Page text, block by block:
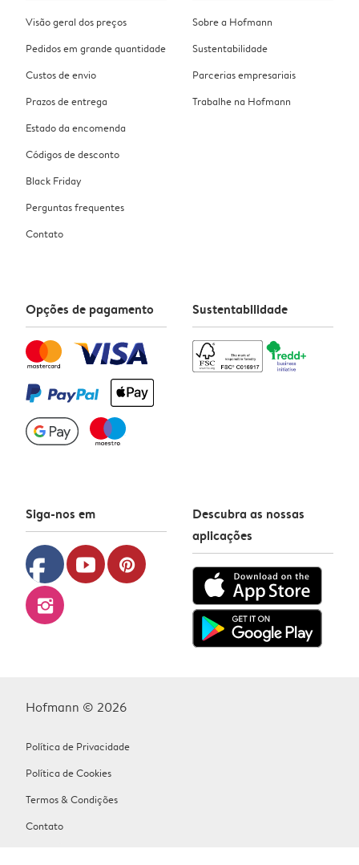
Visão geral dos preços
Pedidos em grande quantidade
Custos de envio
Prazos de entrega
Estado da encomenda
Códigos de desconto
Black Friday
Perguntas frequentes
Contato
Sobre a Hofmann
Sustentabilidade
Parcerias empresariais
Trabalhe na Hofmann
Opções de pagamento Sustentabilidade
Siga-nos em
facebook youtube pinterest
instagram
Descubra as nossas
aplicações
Hofmann © 2026
Política de Privacidade
Política de Cookies
Termos & Condições
Contato